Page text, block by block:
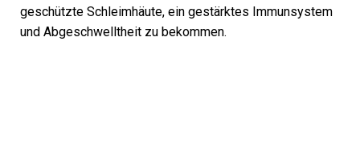
geschützte Schleimhäute, ein gestärktes Immunsystem
und Abgeschwelltheit zu bekommen.